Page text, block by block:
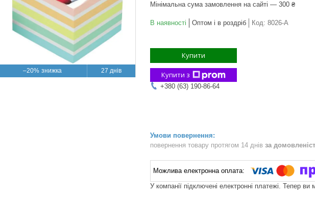
–20% 27 днів
Мінімальна сума замовлення на сайті — 300 ₴
В наявності Оптом і в роздріб Код: 8026-A
Купити
Купити з
+380 (63) 190-86-64
повернення товару протягом 14 днів за
У компанії підключені електронні платежі. Тепер